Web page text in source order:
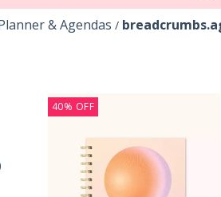
& Agendas /
40% OFF